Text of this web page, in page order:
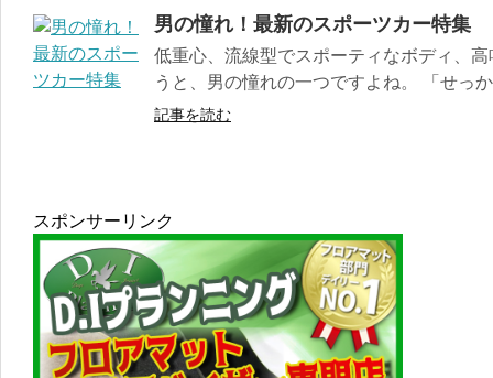
男の憧れ！最新のスポーツカー特集
低重心、流線型でスポーティなボディ、
うと、男の憧れの一つですよね。 「せっ
記事を読む
スポンサーリンク